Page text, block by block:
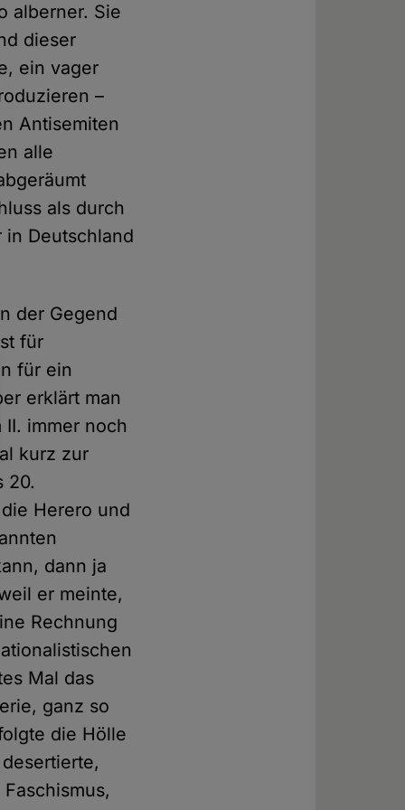
alberner. Sie
dieser
ein vager
–
Antisemiten
alle
als durch
Deutschland
der Gegend
für
für ein
erklärt man
immer noch
kurz zur
20.
Herero und
dann ja
er meinte,
Rechnung
Mal das
ganz so
die Hölle